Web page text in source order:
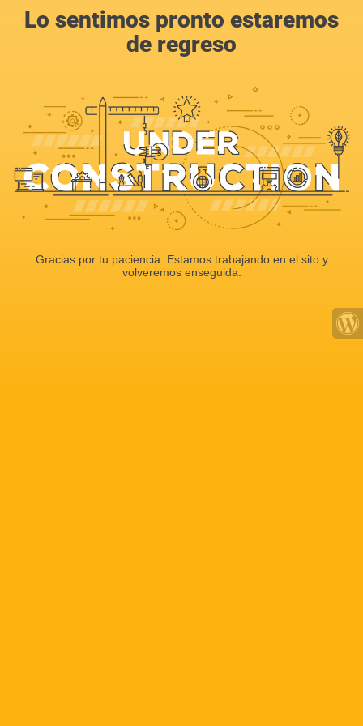
Lo sentimos pronto estaremos
de regreso
Gracias por tu paciencia. Estamos trabajando en el sito y
volveremos enseguida.